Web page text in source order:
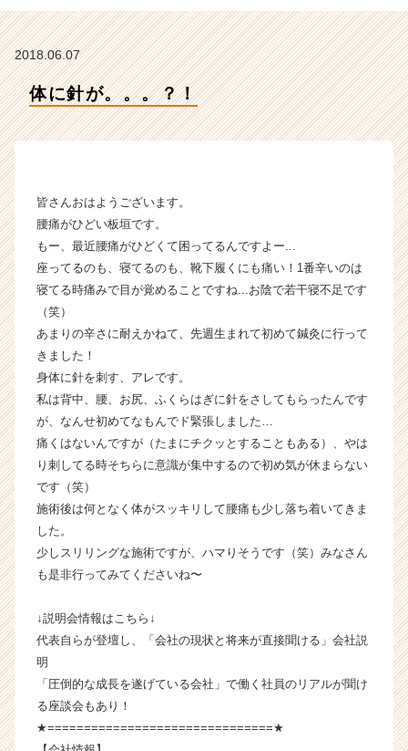
企
カ
ト
く
就
活
イ
ト
ア
ャ
（C
h
e
r
a
e
r）
2018.06.07
体に針が。。。？！
皆さんおはようございます。
腰痛がひどい板垣です。
もー、最近腰痛がひどくて困ってるんですよー...
座ってるのも、寝てるのも、靴下履くにも痛い！1番辛いのは
寝てる時痛みで目が覚めることですね...お陰で若干寝不足です
（笑）
あまりの辛さに耐えかねて、先週生まれて初めて鍼灸に行って
きました！
身体に針を刺す、アレです。
私は背中、腰、お尻、ふくらはぎに針をさしてもらったんです
が、なんせ初めてなもんでド緊張しました…
痛くはないんですが（たまにチクッとすることもある）、やは
り刺してる時そちらに意識が集中するので初め気が休まらない
です（笑）
施術後は何となく体がスッキリして腰痛も少し落ち着いてきま
した。
少しスリリングな施術ですが、ハマりそうです（笑）みなさん
も是非行ってみてくださいね〜
↓説明会情報はこちら↓
代表自らが登壇し、「会社の現状と将来が直接聞ける」会社説
明
「圧倒的な成長を遂げている会社」で働く社員のリアルが聞け
る座談会もあり！
★===============================★